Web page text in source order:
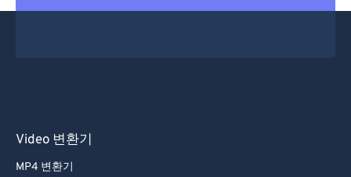
Video 변환기
MP4 변환기